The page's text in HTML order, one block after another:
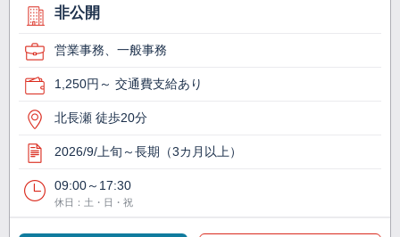
非公開
営業事務、一般事務
1,250円～ 交通費支給あり
北長瀬 徒歩20分
2026/9/上旬～長期（3カ月以上）
09:00～17:30
休日：土・日・祝